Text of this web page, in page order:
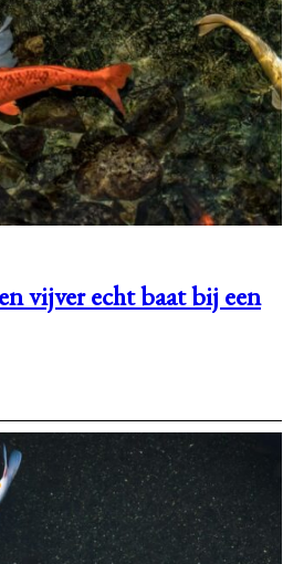
vijver echt baat bij een